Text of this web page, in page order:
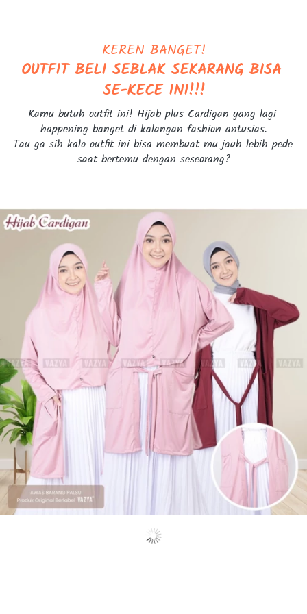
KEREN BANGET!
OUTFIT BELI SEBLAK SEKARANG BISA
SE-KECE INI!!!
Kamu butuh outfit ini! Hijab plus Cardigan yang lagi
happening banget di kalangan fashion antusias.
Tau ga sih kalo outfit ini bisa membuat mu jauh lebih pede
saat bertemu dengan seseorang?